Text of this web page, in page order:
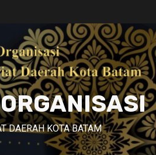
DAERAH KOTA BATAM